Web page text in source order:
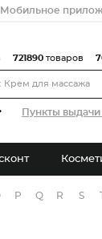
Мобильное
Пункты выдачи
721890 товаров
P Q R S